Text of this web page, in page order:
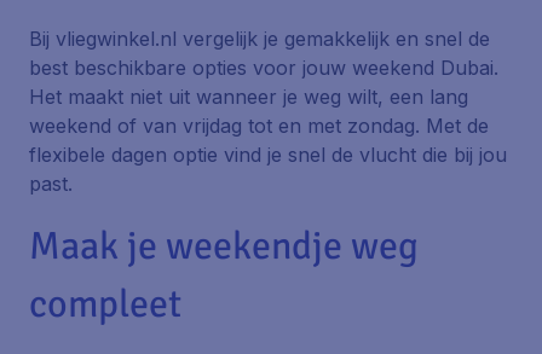
Bij vliegwinkel.nl vergelijk je gemakkelijk en snel de
best beschikbare opties voor jouw weekend Dubai.
Het maakt niet uit wanneer je weg wilt, een lang
weekend of van vrijdag tot en met zondag. Met de
flexibele dagen optie vind je snel de vlucht die bij jou
past.
Maak je weekendje weg
compleet